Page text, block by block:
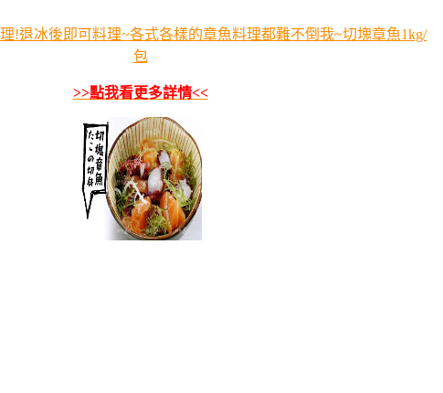
!退冰後即可料理~各式各樣的章魚料理都難不倒我~切塊章魚1kg/
包
>>點我看更多詳情<<